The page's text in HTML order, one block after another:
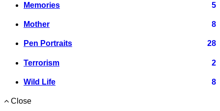
Memories 5
Mother 8
Pen Portraits 28
Terrorism 2
Wild Life 8
Close